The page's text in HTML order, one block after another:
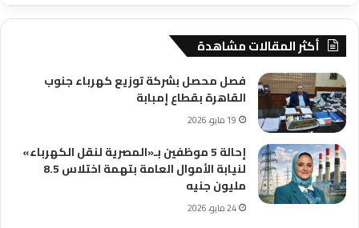
أكثر المقالات مشاهدة
فصل محصل بشركة توزيع كهرباء جنوب
القاهرة بقطاع إمبابة
19 مايو، 2026
إحالة 5 موظفين بـ«المصرية لنقل الكهرباء»
لنيابة الأموال العامة بتهمة اختلاس 8.5
مليون جنيه
24 مايو، 2026